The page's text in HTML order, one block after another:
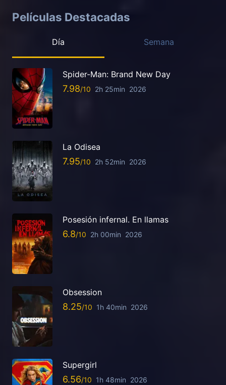
Películas Destacadas
Día Semana
Spider-Man: Brand New Day
7.98 2h 25min 2026
La Odisea
7.95 2h 52min 2026
Posesión infernal. En llamas
6.8 2h 00min 2026
Obsession
8.25 1h 40min 2026
Supergirl
6.56 1h 48min 2026